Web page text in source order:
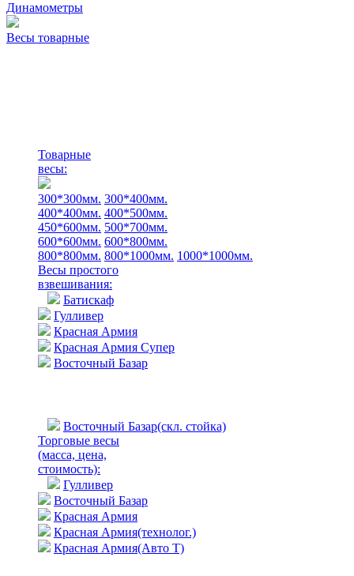
Динамометры
Весы товарные
Товарные
весы:
300*300мм. 300*400мм.
400*400мм. 400*500мм.
450*600мм. 500*700мм.
600*600мм. 600*800мм.
800*800мм. 800*1000мм. 1000*1000мм.
Весы простого
взвешивания:
Батискаф
Гулливер
Красная Армия
Красная Армия Супер
Восточный Базар
Восточный Базар(скл. стойка)
Торговые весы
(масса, цена,
стоимость):
Гулливер
Восточный Базар
Красная Армия
Красная Армия(технолог.)
Красная Армия(Авто Т)